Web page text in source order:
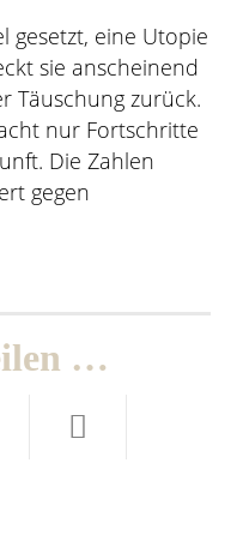
gesetzt, eine Utopie
sie anscheinend
Täuschung zurück.
nur Fortschritte
Die Zahlen
gegen
…